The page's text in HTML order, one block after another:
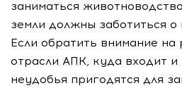
заниматься
земли должны заботиться
Если обратить внимание на
отрасли АПК, куда входит и
неудобья пригодятся для